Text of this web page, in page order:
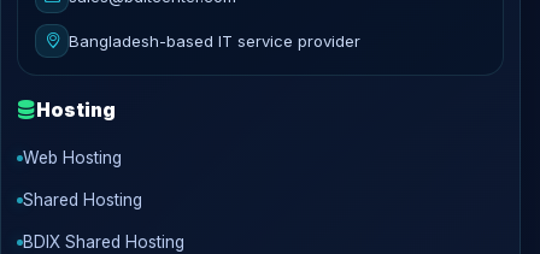
Bangladesh-based IT service provider
Hosting
Web Hosting
Shared Hosting
BDIX Shared Hosting